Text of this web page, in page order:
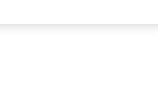
niños en distintos